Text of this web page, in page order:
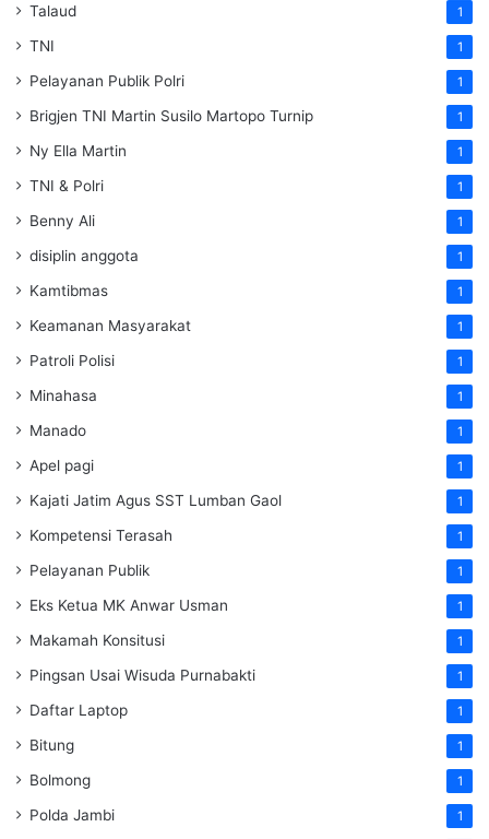
Talaud 1
TNI 1
Pelayanan Publik Polri 1
Brigjen TNI Martin Susilo Martopo Turnip 1
Ny Ella Martin 1
TNI & Polri 1
Benny Ali 1
disiplin anggota 1
Kamtibmas 1
Keamanan Masyarakat 1
Patroli Polisi 1
Minahasa 1
Manado 1
Apel pagi 1
Kajati Jatim Agus SST Lumban Gaol 1
Kompetensi Terasah 1
Pelayanan Publik 1
Eks Ketua MK Anwar Usman 1
Makamah Konsitusi 1
Pingsan Usai Wisuda Purnabakti 1
Daftar Laptop 1
Bitung 1
Bolmong 1
Polda Jambi 1